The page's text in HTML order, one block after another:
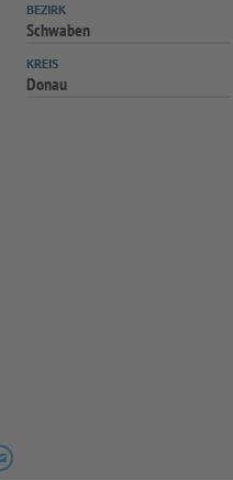
BEZIRK
Schwaben
KREIS
Donau